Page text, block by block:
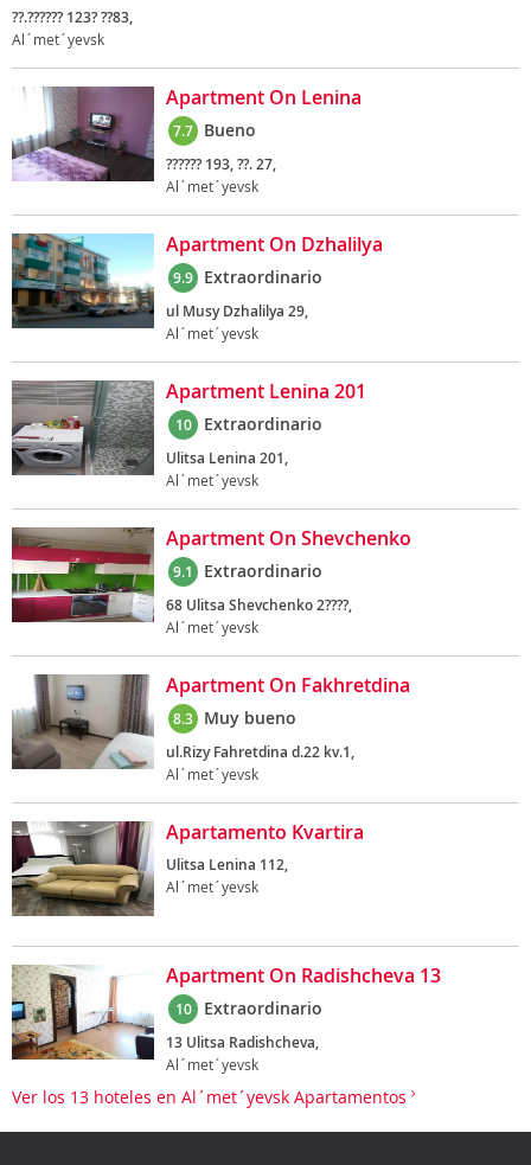
??.?????? 123? ??83,
Al´met´yevsk
Apartment On Lenina
7.7 Bueno
?????? 193, ??. 27,
Al´met´yevsk
Apartment On Dzhalilya
9.9 Extraordinario
ul Musy Dzhalilya 29,
Al´met´yevsk
Apartment Lenina 201
10 Extraordinario
Ulitsa Lenina 201,
Al´met´yevsk
Apartment On Shevchenko
9.1 Extraordinario
68 Ulitsa Shevchenko 2????,
Al´met´yevsk
Apartment On Fakhretdina
8.3 Muy bueno
ul.Rizy Fahretdina d.22 kv.1,
Al´met´yevsk
Apartamento Kvartira
Ulitsa Lenina 112,
Al´met´yevsk
Apartment On Radishcheva 13
10 Extraordinario
13 Ulitsa Radishcheva,
Al´met´yevsk
Ver los 13 hoteles en Al´met´yevsk Apartamentos